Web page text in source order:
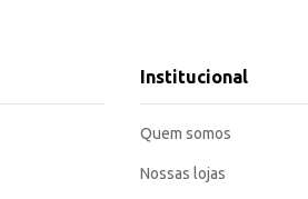
para as meninas, sendo uma excelente
Institucional
Quem somos
Nossas lojas